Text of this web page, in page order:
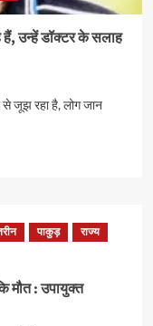
हैं, उन्हें डॉक्टर के सलाह
से जूझ रहा है, लोग जान
पाकुड़
राज्य
मौत : उपायुक्त